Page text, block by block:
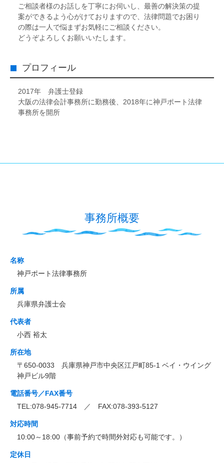
ご相談者様のお話しを丁寧にお伺いし、最善の解決策の提
案ができるよう心がけておりますので、法律問題でお困り
の際は一人で悩まずお気軽にご相談ください。
どうぞよろしくお願いいたします。
プロフィール
2017年 弁護士登録
大阪の法律会計事務所に勤務後、2018年に神戸ポート法律
事務所を開所
事務所概要
名称
神戸ポート法律事務所
所属
兵庫県弁護士会
代表者
小西 裕太
所在地
〒650-0033 兵庫県神戸市中央区江戸町85-1 ベイ・ウイング
神戸ビル9階
電話番号／FAX番号
TEL:078-945-7714 ／ FAX:078-393-5127
対応時間
10:00～18:00（事前予約で時間外対応も可能です。）
定休日